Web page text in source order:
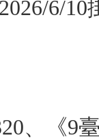
6/10
、
《9